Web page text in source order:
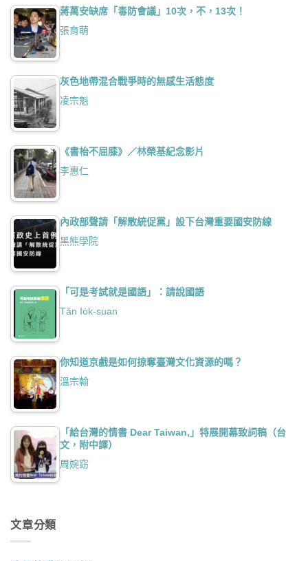
蔣萬安缺席「毒防會議」10次，不，13次！
張育萌
灰色地帶混合戰爭時的無感生活態度
凌宗魁
《書枱不屈膝》／林榮基紀念影片
李惠仁
內政部聲請「解散統促黨」設下台灣重要國安防線
黑熊學院
「可是考試就是國語」：請說國語
Tân Io̍k-suan
你知道京戲是如何掠奪臺灣文化資源的嗎？
溫宗翰
「給台灣的情書 Dear Taiwan,」特展開幕致詞稿（台
文，附中譯）
周婉窈
文章分類